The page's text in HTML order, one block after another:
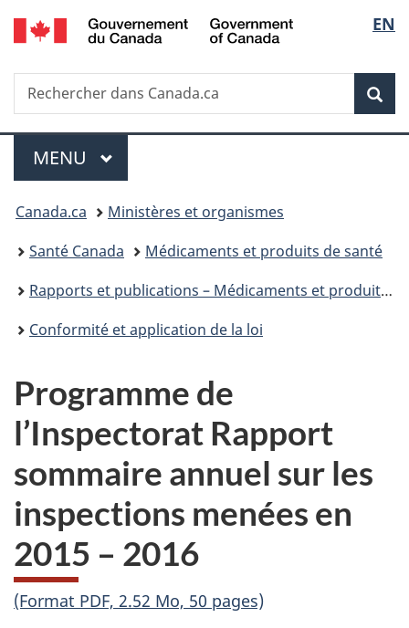
Passer
au
principal
Passer
à
Au
du
Passer
à
version
simplifiée
de
la
EN
Recherche
Rechercher
dans
Menu
MENU PRINCIPAL
Vous
êtes
ici :
Canada.ca
Ministères et organismes
Santé Canada
Médicaments et produits de santé
Rapports et publications – Médicaments et produits de santé
Conformité et application de la loi
Programme de
l’Inspectorat Rapport
sommaire annuel sur les
inspections menées en
2015 – 2016
(Format PDF, 2.52 Mo, 50 pages)